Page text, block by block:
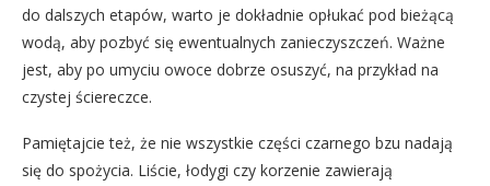
do dalszych etapów, warto je dokładnie opłukać pod bieżącą
wodą, aby pozbyć się ewentualnych zanieczyszczeń. Ważne
jest, aby po umyciu owoce dobrze osuszyć, na przykład na
czystej ściereczce.
Pamiętajcie też, że nie wszystkie części czarnego bzu nadają
się do spożycia. Liście, łodygi czy korzenie zawierają